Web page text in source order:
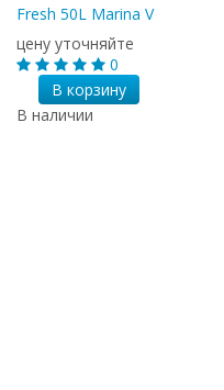
Fresh 50L Marina V
цену уточняйте
0
В корзину
В наличии